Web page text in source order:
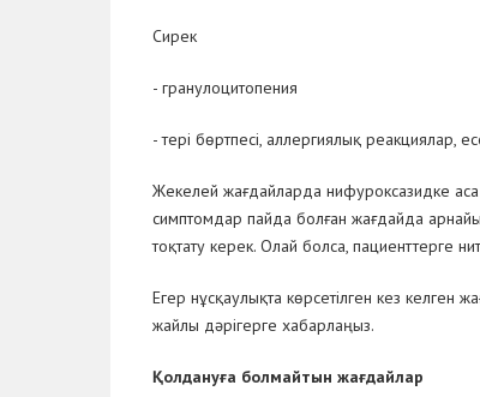
Сирек
- гранулоцитопения
- тері бөртпесі, аллергиялық реакциялар,
Жекелей жағдайларда нифуроксазидке
симптомдар пайда болған жағдайда
тоқтату керек. Олай болса, пациенттерге
Егер нұсқаулықта көрсетілген кез келген
жайлы дәрігерге хабарлаңыз.
Қолдануға болмайтын жағдайлар